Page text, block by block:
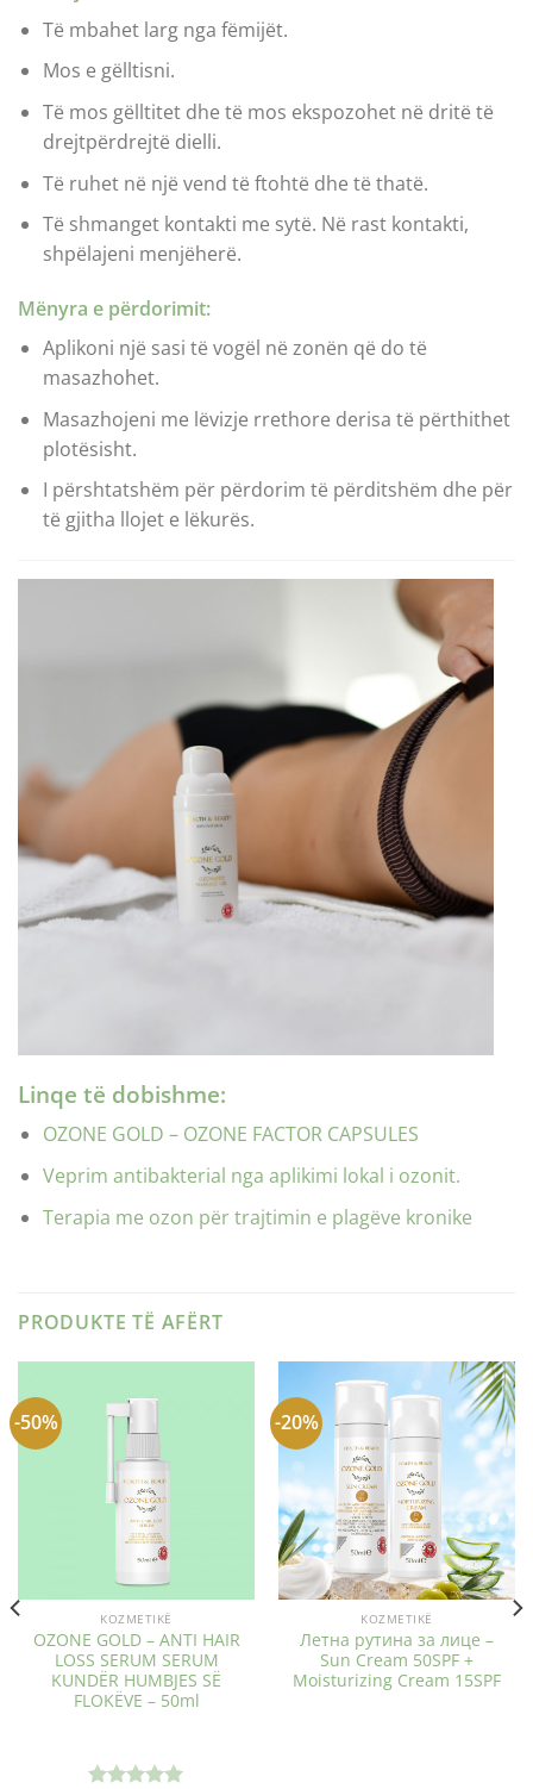
Të mbahet larg nga fëmijët.
Mos e gëlltisni.
Të mos gëlltitet dhe të mos ekspozohet në dritë të
drejtpërdrejtë dielli.
Të ruhet në një vend të ftohtë dhe të thatë.
Të shmanget kontakti me sytë. Në rast kontakti,
shpëlajeni menjëherë.
Mënyra e përdorimit:
Aplikoni një sasi të vogël në zonën që do të
masazhohet.
Masazhojeni me lëvizje rrethore derisa të përthithet
plotësisht.
I përshtatshëm për përdorim të përditshëm dhe për
të gjitha llojet e lëkurës.
Linqe të dobishme:
OZONE GOLD – OZONE FACTOR CAPSULES
Veprim antibakterial nga aplikimi lokal i ozonit.
Terapia me ozon për trajtimin e plagëve kronike
PRODUKTE TË AFËRT
-50%
KOZMETIKË
OZONE GOLD – ANTI HAIR
LOSS SERUM SERUM
KUNDËR HUMBJES SË
FLOKËVE – 50ml
-20%
KOZMETIKË
Летна рутина за лице –
Sun Cream 50SPF +
Moisturizing Cream 15SPF